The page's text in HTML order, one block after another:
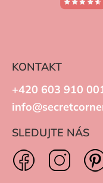
KONTAKT
+420 603 910
SLEDUJTE NÁS